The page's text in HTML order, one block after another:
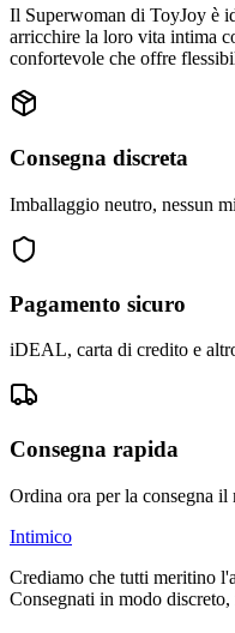
Il Superwoman di ToyJoy è
arricchire la loro vita intima
confortevole che offre
Consegna discreta
Imballaggio neutro, nessun
Pagamento sicuro
iDEAL, carta di credito e
Consegna rapida
Ordina ora per la consegna il
Intimico
Crediamo che tutti meritino
Consegnati in modo